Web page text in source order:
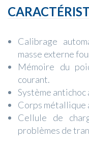
Calibrage
masse externe
Mémoire du
courant.
Système antichoc
Corps métallique
Cellule de
problèmes de